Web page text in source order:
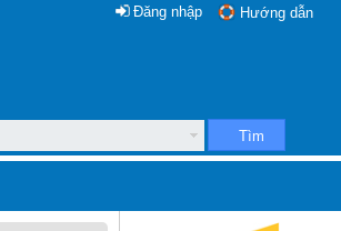
Hướng dẫn
Đăng nhập
Tìm